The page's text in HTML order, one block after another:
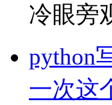
冷眼旁
python
一次这